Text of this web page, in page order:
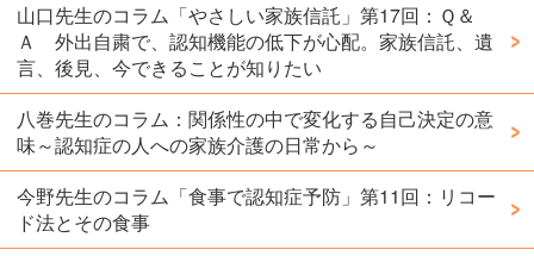
山口先生のコラム「やさしい家族信託」第17回：Ｑ＆
Ａ 外出自粛で、認知機能の低下が心配。家族信託、遺
言、後見、今できることが知りたい
八巻先生のコラム：関係性の中で変化する自己決定の意
味～認知症の人への家族介護の日常から～
今野先生のコラム「食事で認知症予防」第11回：リコー
ド法とその食事